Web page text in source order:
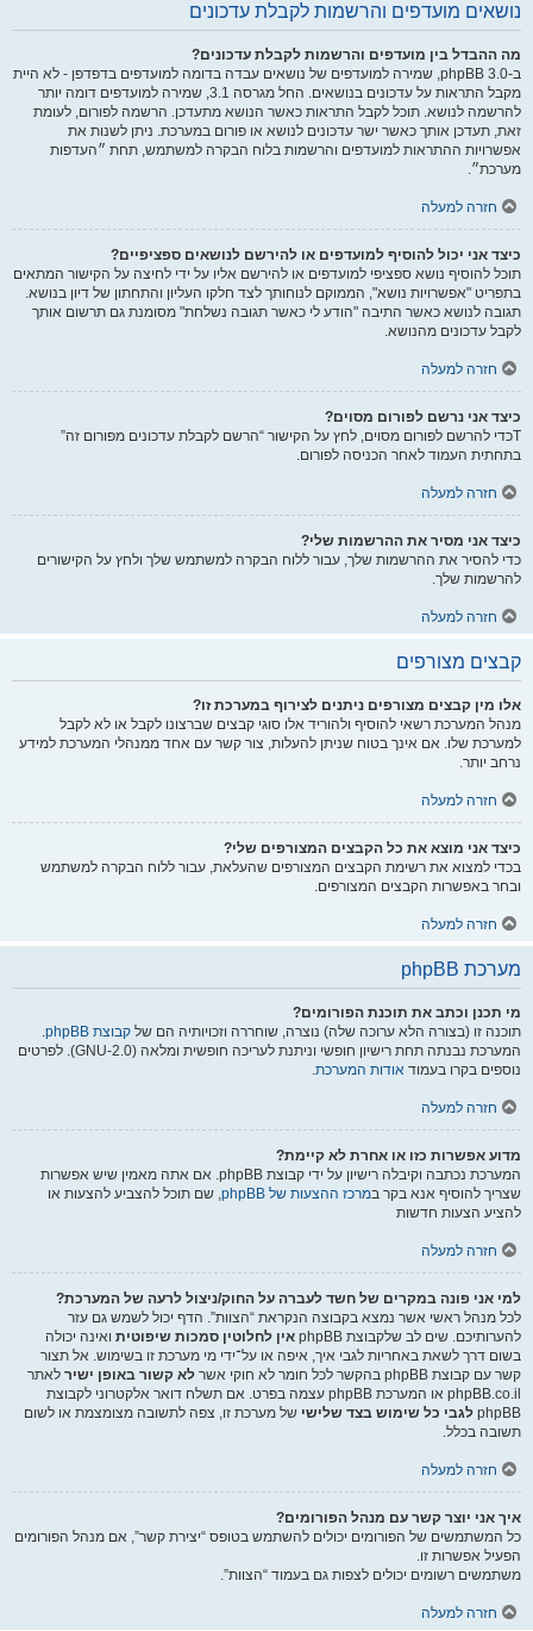
נושאים מועדפים והרשמות לקבלת עדכונים
מה ההבדל בין מועדפים והרשמות לקבלת עדכונים?
ב-phpBB 3.0, שמירה למועדפים של נושאים עבדה בדומה למועדפים בדפדפן - לא היית
מקבל התראות על עדכונים בנושאים. החל מגרסה 3.1, שמירה למועדפים דומה יותר
להרשמה לנושא. תוכל לקבל התראות כאשר הנושא מתעדכן. הרשמה לפורום, לעומת
זאת, תעדכן אותך כאשר ישר עדכונים לנושא או פורום במערכת. ניתן לשנות את
אפשרויות ההתראות למועדפים והרשמות בלוח הבקרה למשתמש, תחת ״העדפות
מערכת״.
חזרה למעלה
כיצד אני יכול להוסיף למועדפים או להירשם לנושאים ספציפיים?
תוכל להוסיף נושא ספציפי למועדפים או להירשם אליו על ידי לחיצה על הקישור המתאים
בתפריט "אפשרויות נושא", הממוקם לנוחותך לצד חלקו העליון והתחתון של דיון בנושא.
תגובה לנושא כאשר התיבה "הודע לי כאשר תגובה נשלחת" מסומנת גם תרשום אותך
לקבל עדכונים מהנושא.
חזרה למעלה
כיצד אני נרשם לפורום מסוים?
Tכדי להרשם לפורום מסוים, לחץ על הקישור “הרשם לקבלת עדכונים מפורום זה”
בתחתית העמוד לאחר הכניסה לפורום.
חזרה למעלה
כיצד אני מסיר את ההרשמות שלי?
כדי להסיר את ההרשמות שלך, עבור ללוח הבקרה למשתמש שלך ולחץ על הקישורים
להרשמות שלך.
חזרה למעלה
קבצים מצורפים
אלו מין קבצים מצורפים ניתנים לצירוף במערכת זו?
מנהל המערכת רשאי להוסיף ולהוריד אלו סוגי קבצים שברצונו לקבל או לא לקבל
למערכת שלו. אם אינך בטוח שניתן להעלות, צור קשר עם אחד ממנהלי המערכת למידע
נרחב יותר.
חזרה למעלה
כיצד אני מוצא את כל הקבצים המצורפים שלי?
בכדי למצוא את רשימת הקבצים המצורפים שהעלאת, עבור ללוח הבקרה למשתמש
ובחר באפשרות הקבצים המצורפים.
חזרה למעלה
מערכת phpBB
מי תכנן וכתב את תוכנת הפורומים?
תוכנה זו (בצורה הלא ערוכה שלה) נוצרה, שוחררה וזכויותיה הם של קבוצת phpBB
.
המערכת נבנתה תחת רישיון חופשי וניתנת לעריכה חופשית ומלאה (GNU-2.0). לפרטים
נוספים בקרו בעמוד אודות המערכת.
חזרה למעלה
מדוע אפשרות כזו או אחרת לא קיימת?
המערכת נכתבה וקיבלה רישיון על ידי קבוצת phpBB. אם אתה מאמין שיש אפשרות
שצריך להוסיף אנא בקר במרכז ההצעות של phpBB
, שם תוכל להצביע להצעות או
להציע הצעות חדשות
חזרה למעלה
למי אני פונה במקרים של חשד לעברה על החוק/ניצול לרעה של המערכת?
לכל מנהל ראשי אשר נמצא בקבוצה הנקראת “הצוות”. הדף יכול לשמש גם עזר
להערותיכם. שים לב שלקבוצת phpBB
אין לחלוטין סמכות שיפוטית ואינה יכולה
בשום דרך לשאת באחריות לגבי איך, איפה או על־ידי מי מערכת זו בשימוש. אל תצור
קשר עם קבוצת phpBB בהקשר לכל חומר לא חוקי אשר
לא קשור באופן ישיר לאתר
phpBB.co.il או המערכת phpBB עצמה בפרט. אם תשלח דואר אלקטרוני לקבוצת
phpBB לגבי כל שימוש בצד שלישי של מערכת זו, צפה לתשובה מצומצמת או לשום
תשובה בכלל.
חזרה למעלה
איך אני יוצר קשר עם מנהל הפורומים?
כל המשתמשים של הפורומים יכולים להשתמש בטופס “יצירת קשר”, אם מנהל הפורומים
הפעיל אפשרות זו.
משתמשים רשומים יכולים לצפות גם בעמוד “הצוות”.
חזרה למעלה